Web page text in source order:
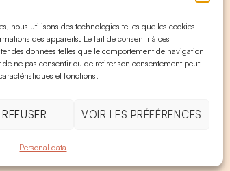
nous utilisons des technologies telles que les cookies
des appareils. Le fait de consentir à ces
des données telles que le comportement de navigation
ne pas consentir ou de retirer son consentement peut
et fonctions.
REFUSER VOIR LES PRÉFÉRENCES
Personal data